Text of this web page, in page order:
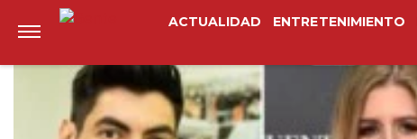
ACTUALIDAD ENTRETENIMIENTO
AnteriorSiguiente